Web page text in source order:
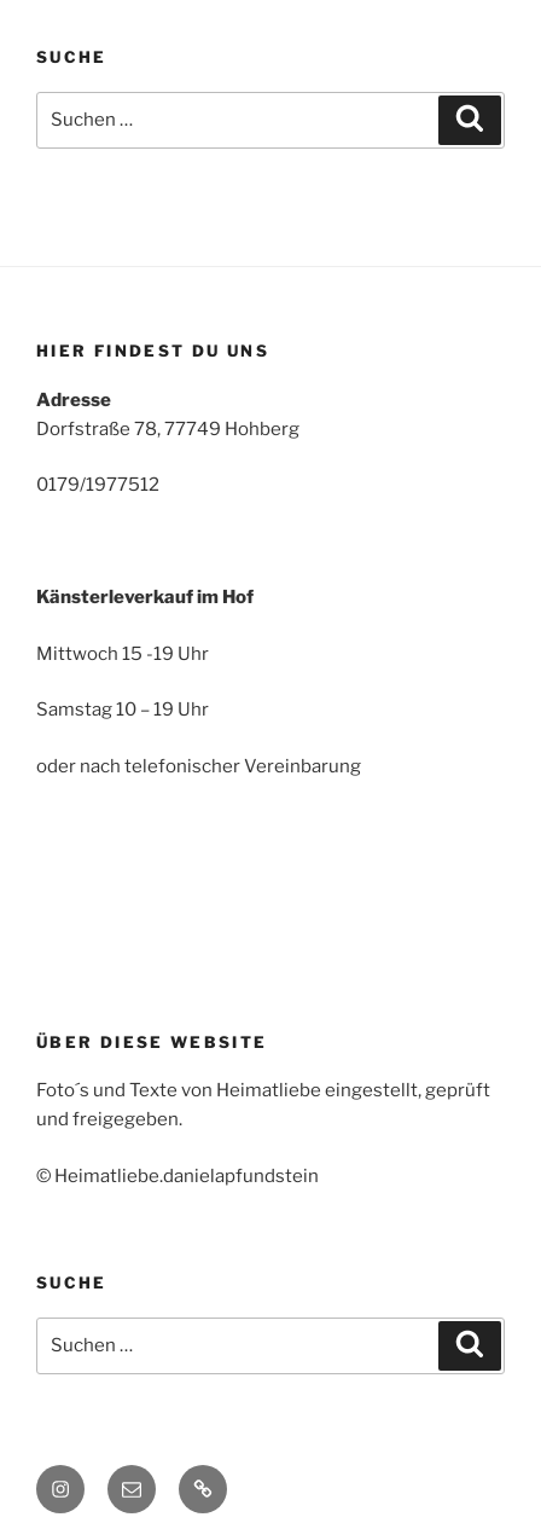
SUCHE
HIER FINDEST DU UNS
Adresse
Dorfstraße 78, 77749 Hohberg
0179/1977512
Känsterleverkauf im Hof
Mittwoch 15 -19 Uhr
Samstag 10 – 19 Uhr
oder nach telefonischer Vereinbarung
ÜBER DIESE WEBSITE
Foto´s und Texte von Heimatliebe eingestellt, geprüft
und freigegeben.
© Heimatliebe.danielapfundstein
SUCHE
Instagram
E-
Mail
heimatliebe.